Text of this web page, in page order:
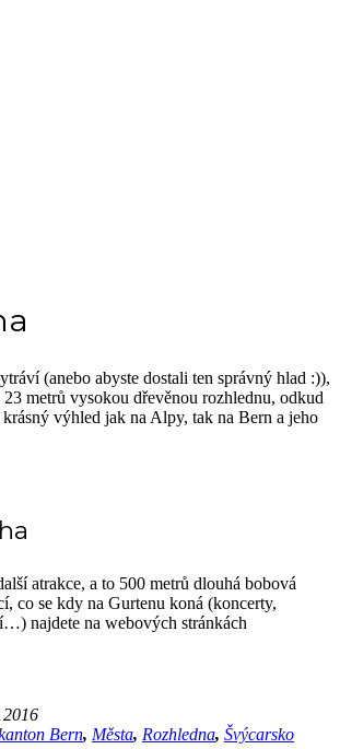
(anebo abyste dostali ten správný hlad :)),
23 metrů vysokou dřevěnou rozhlednu, odkud
výhled jak na Alpy, tak na Bern a jeho
atrakce, a to 500 metrů dlouhá bobová
co se kdy na Gurtenu koná (koncerty,
najdete na webových stránkách
Bern, Města, Rozhledna, Švýcarsko